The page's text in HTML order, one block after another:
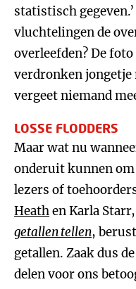
statistisch
vluchtelingen de
overleefden? De
verdronken
vergeet niemand
LOSSE FLODDERS
Maar wat nu
onderuit kunnen
lezers of
Heathen Karla
getallen tellen,
getallen. Zaak dus
delen voor ons